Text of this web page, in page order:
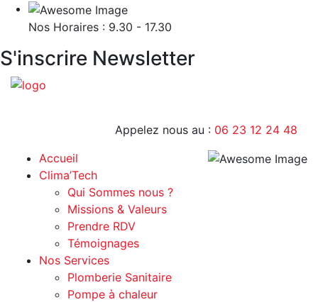
Nos Horaires : 9.30 - 17.30
S'inscrire Newsletter
Appelez nous au : 06 23 12 24 48
Accueil
Clima’Tech
Qui Sommes nous ?
Missions & Valeurs
Prendre RDV
Témoignages
Nos Services
Plomberie Sanitaire
Pompe à chaleur